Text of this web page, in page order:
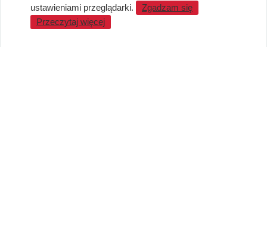
WARTO WIEDZIEĆ
ustawieniami przeglądarki.
Zgadzam się
Przeczytaj więcej